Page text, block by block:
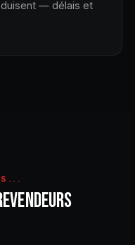
— délais et